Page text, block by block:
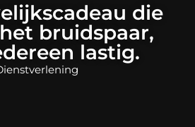
die
bruidspaar,
lastig.